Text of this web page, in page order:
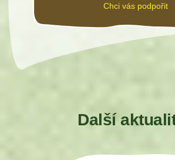
Chci vás podpořit
Další